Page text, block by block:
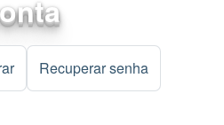
Recuperar senha